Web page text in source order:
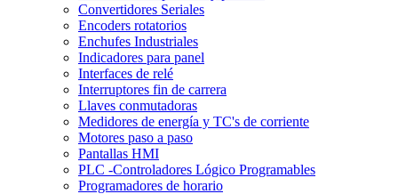
Convertidores Seriales
Encoders rotatorios
Enchufes Industriales
Indicadores para panel
Interfaces de relé
Interruptores fin de carrera
Llaves conmutadoras
Medidores de energía y TC's de corriente
Motores paso a paso
Pantallas HMI
PLC -Controladores Lógico Programables
Programadores de horario